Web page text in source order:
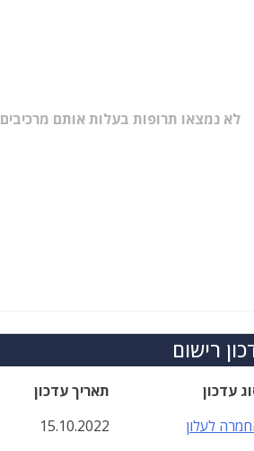
לא נמצאו תרופות בעלות אותם מרכיבים
רישום
עדכון
תאריך עדכון
לעלון
15.10.2022